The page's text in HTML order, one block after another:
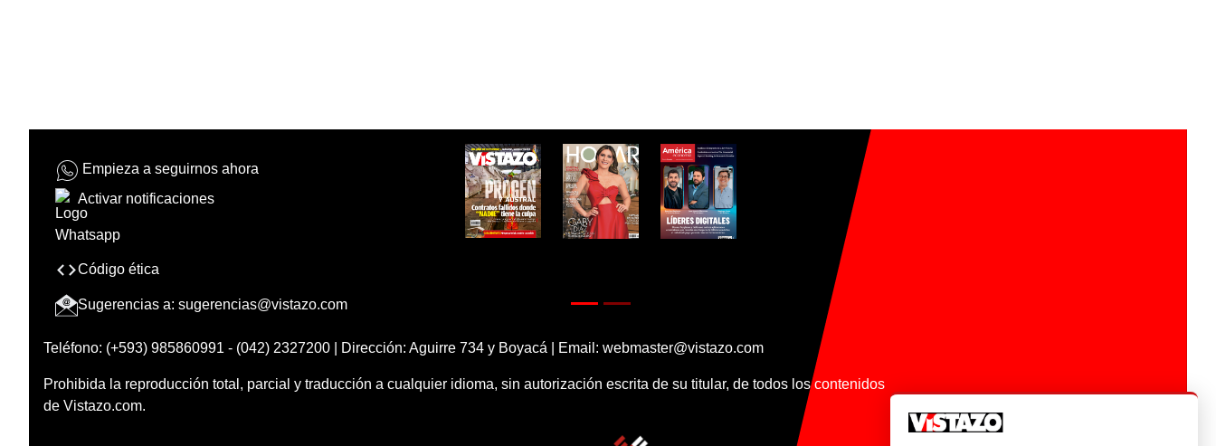
Empieza a seguirnos ahora
Activar notificaciones
Código ética
Sugerencias a: sugerencias@vistazo.com
Teléfono: (+593) 985860991 - (042) 2327200 | Dirección: Aguirre 734 y Boyacá | Email: webmaster@vistazo.com
Prohibida la reproducción total, parcial y traducción a cualquier idioma, sin autorización escrita de su titular, de todos los contenidos
de Vistazo.com.